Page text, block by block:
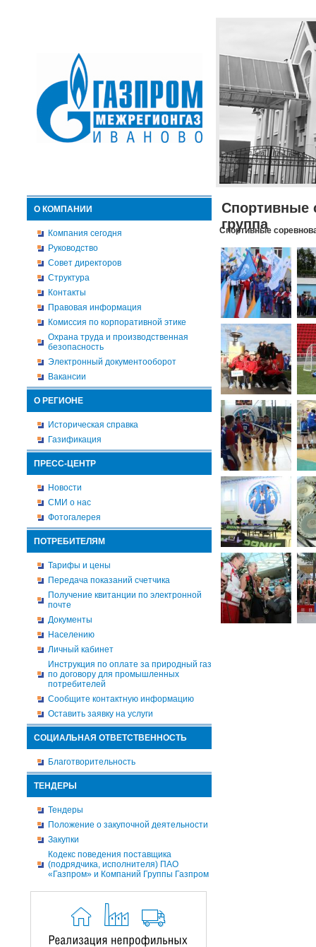
О КОМПАНИИ
Компания сегодня
Руководство
Совет директоров
Структура
Контакты
Правовая информация
Комиссия по корпоративной этике
Охрана труда и производственная
безопасность
Электронный документооборот
Вакансии
О РЕГИОНЕ
Историческая справка
Газификация
ПРЕСС-ЦЕНТР
Новости
СМИ о нас
Фотогалерея
ПОТРЕБИТЕЛЯМ
Тарифы и цены
Передача показаний счетчика
Получение квитанции по электронной
почте
Документы
Населению
Личный кабинет
Инструкция по оплате за природный газ
по договору для промышленных
потребителей
Сообщите контактную информацию
Оставить заявку на услуги
СОЦИАЛЬНАЯ ОТВЕТСТВЕННОСТЬ
Благотворительность
ТЕНДЕРЫ
Тендеры
Положение о закупочной деятельности
Закупки
Кодекс поведения поставщика
(подрядчика, исполнителя) ПАО
«Газпром» и Компаний Группы Газпром
Спортивные
группа
Спортивные